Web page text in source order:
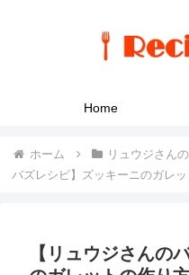
Home
ホーム リュウジさん
バズレシピ】ズッキーニのガレ
【リュウジさんの